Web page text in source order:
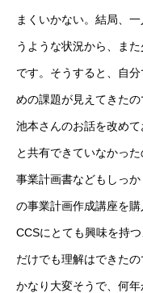
まくいかない。結局、
うような状況から、ま
です。そうすると、自
めの課題が見えてきたの
池本さんのお話を改め
と共有できていなかっ
事業計画書などもしっ
の事業計画作成講座を購
CCSにとても興味を持
だけでも理解はできた
かなり大変そうで、何